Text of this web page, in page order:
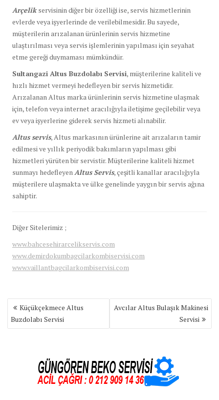
Arçelikservisinin diğer bir özelliği ise, servis hizmetlerinin
evlerde veya işyerlerinde de verilebilmesidir. Bu sayede,
müşterilerin arızalanan ürünlerinin servis hizmetine
ulaştırılması veya servis işlemlerinin yapılması için seyahat
etme gereği duymaması mümkündür.
Sultangazi Altus Buzdolabı Servisi, müşterilerine kaliteli ve
hızlı hizmet vermeyi hedefleyen bir servis hizmetidir.
Arızalanan Altus marka ürünlerinin servis hizmetine ulaşmak
için, telefon veya internet aracılığıyla iletişime geçilebilir veya
ev veya işyerlerine giderek servis hizmeti alınabilir.
Altus servis, Altus markasının ürünlerine ait arızaların tamir
edilmesi ve yıllık periyodik bakımların yapılması gibi
hizmetleri yürüten bir servistir. Müşterilerine kaliteli hizmet
sunmayı hedefleyen Altus Servis, çeşitli kanallar aracılığıyla
müşterilere ulaşmakta ve ülke genelinde yaygın bir servis ağına
sahiptir.
Diğer Sitelerimiz ;
www.bahcesehirarcelikservis.com
www.demirdokumbagcilarkombiservisi.com
www.vaillantbagcilarkombiservisi.com
Yazı
gezinmesi
Küçükçekmece Altus
Buzdolabı Servisi
Avcılar Altus Bulaşık Makinesi
Servisi